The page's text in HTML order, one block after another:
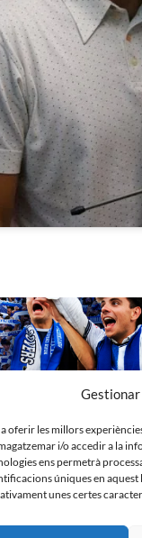
Gestionar
oferir les millors
i/o accedir a la
ens permetrà
úniques en
unes certes
𝗤𝗨𝗘 𝗠𝗔𝗜: 𝗦𝗘𝗡𝗦𝗘